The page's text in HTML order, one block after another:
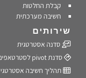
קבלת החלטות
חשיבה מערכתית
שירותים
סדנה אסטרטגית
סדנת pivot לסטרטאפים
תהליך חשיבה אסטרטגי